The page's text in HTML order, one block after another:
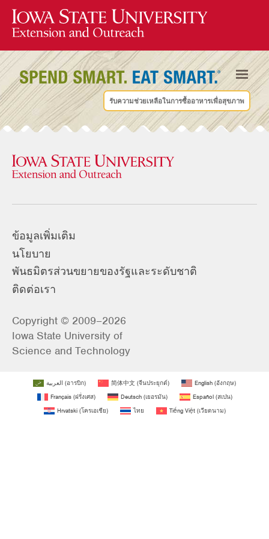
รับความช่วยเหลือในการซื้ออาหารเพื่อสุขภาพ
ข้อมูลเพิ่มเติม
นโยบาย
พันธมิตรส่วนขยายของรัฐและระดับชาติ
ติดต่อเรา
Copyright © 2009–2026
Iowa State University of
Science and Technology
العربية (อารบิก) 简体中文 (จีนประยุกต์) English (อังกฤษ)
Français(ฝรั่งเศส) Deutsch(เยอรมัน) Español(สเปน)
Hrvatski(โครเอเชีย) ไทย Tiếng Việt(เวียดนาม)